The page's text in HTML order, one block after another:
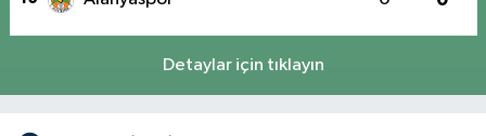
Detaylar için tıklayın